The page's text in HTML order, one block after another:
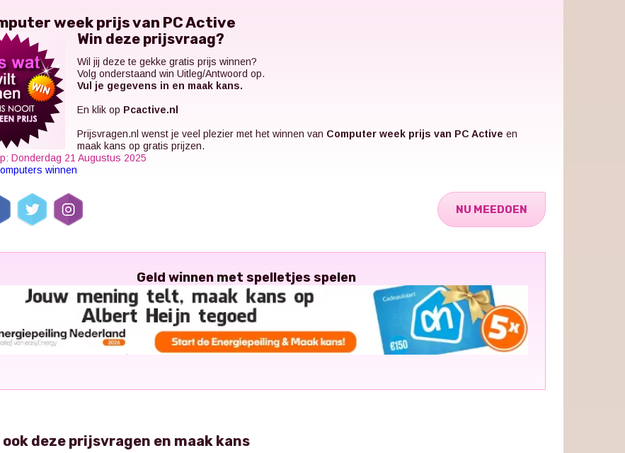
week prijs van PC Active
Win deze prijsvraag?
Wil jij deze te gekke gratis prijs winnen?
Volg onderstaand win Uitleg/Antwoord op.
Vul je gegevens in en maak kans.
En klik op Pcactive.nl
Prijsvragen.nl wenst je veel plezier met het winnen van Computer week prijs van PC Active en
maak kans op gratis prijzen.
Donderdag 21 Augustus 2025
winnen
NU MEEDOEN
Geld winnen met spelletjes spelen
deze prijsvragen en maak kans